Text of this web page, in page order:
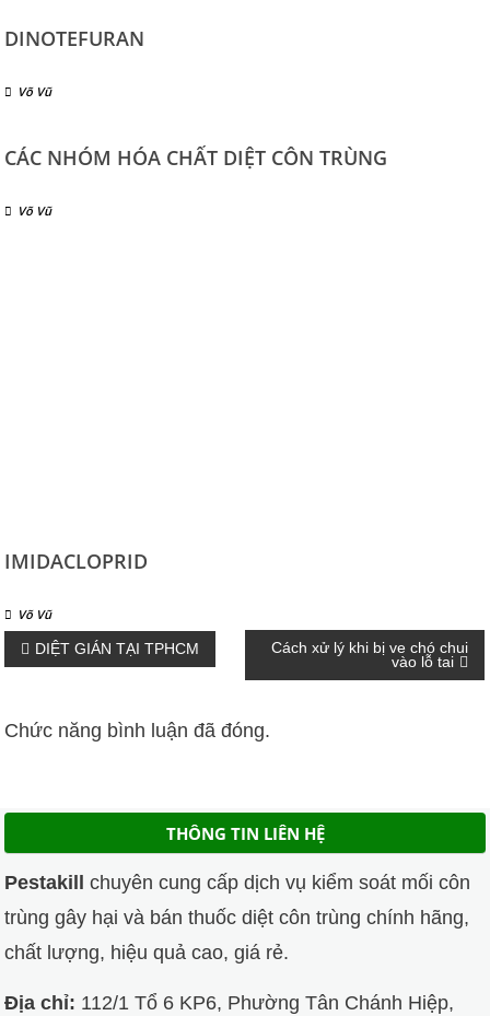
DINOTEFURAN
Võ Vũ
CÁC NHÓM HÓA CHẤT DIỆT CÔN TRÙNG
Võ Vũ
IMIDACLOPRID
Võ Vũ
Điều
viết
DIỆT GIÁN TẠI TPHCM
Cách xử lý khi bị ve chó chui
vào lỗ tai
Chức năng bình luận đã đóng.
THÔNG TIN LIÊN HỆ
Pestakill chuyên cung cấp dịch vụ kiểm soát mối côn
trùng gây hại và bán thuốc diệt côn trùng chính hãng,
chất lượng, hiệu quả cao, giá rẻ.
Địa chỉ: 112/1 Tổ 6 KP6, Phường Tân Chánh Hiệp,